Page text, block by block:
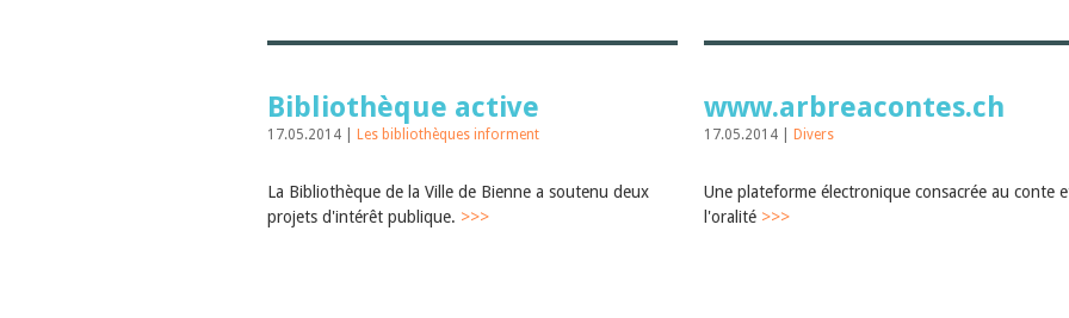
Bibliothèque active
17.05.2014 | Les bibliothèques informent
La Bibliothèque de la Ville de Bienne a soutenu deux
projets d'intérêt publique. >>>
www.arbreacontes.ch
17.05.2014 | Divers
Une plateforme électronique consacrée au conte
l'oralité >>>